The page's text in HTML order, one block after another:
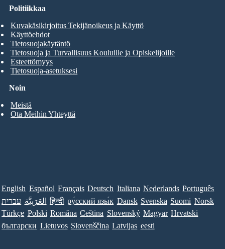
Noin
Meistä
Ota Meihin Yhteyttä
Politiikkaa
Kuvakäsikirjoitus Tekijänoikeus ja Käyttö
Käyttöehdot
Tietosuojakäytäntö
Tietosuoja ja Turvallisuus Kouluille ja Opiskelijoille
Esteettömyys
Tietosuoja-asetuksesi
English Español Français Deutsch Italiana Nederlands Português
עברית العَرَبِيَّة हिन्दी ру́сский язы́к Dansk Svenska Suomi Norsk
Türkçe Polski Româna Ceština Slovenský Magyar Hrvatski
български Lietuvos Slovenščina Latvijas eesti